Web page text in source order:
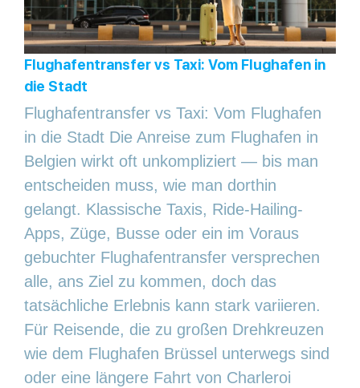
Flughafentransfer vs Taxi: Vom Flughafen in
die Stadt
Flughafentransfer vs Taxi: Vom Flughafen
in die Stadt Die Anreise zum Flughafen in
Belgien wirkt oft unkompliziert — bis man
entscheiden muss, wie man dorthin
gelangt. Klassische Taxis, Ride-Hailing-
Apps, Züge, Busse oder ein im Voraus
gebuchter Flughafentransfer versprechen
alle, ans Ziel zu kommen, doch das
tatsächliche Erlebnis kann stark variieren.
Für Reisende, die zu großen Drehkreuzen
wie dem Flughafen Brüssel unterwegs sind
oder eine längere Fahrt von Charleroi